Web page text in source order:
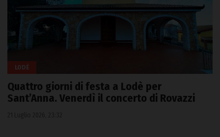
LODÈ
Quattro giorni di festa a Lodè per
Sant’Anna. Venerdì il concerto di Rovazzi